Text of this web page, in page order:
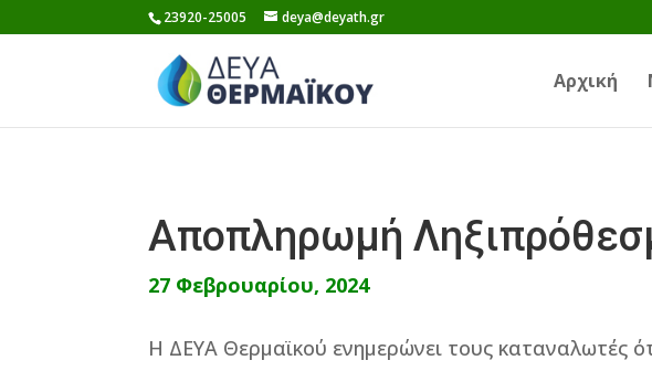
to
23920-25005 deya@deyath.gr
Αρχική
Αποπληρωμή
27 Φεβρουαρίου, 2024
Η ΔΕΥΑ Θερμαϊκού ενημερώνει τους καταναλωτές